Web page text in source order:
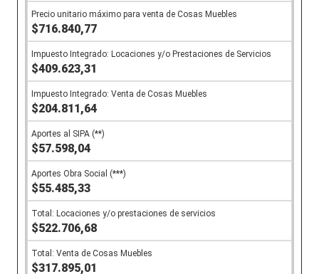
$716.840,77
$409.623,31
$204.811,64
$57.598,04
$55.485,33
$522.706,68
$317.895,01